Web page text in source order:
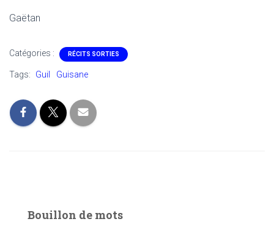
Gaëtan
Catégories : RÉCITS SORTIES
Tags: Guil Guisane
Bouillon de mots